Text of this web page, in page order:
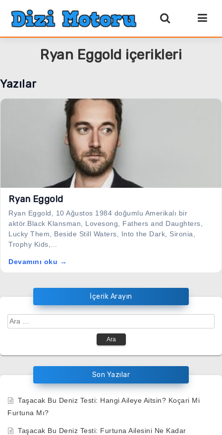
Ryan Eggold içerikleri
Yazılar
Ryan Eggold
Ryan Eggold, 10 Ağustos 1984 doğumlu Amerikalı bir
aktör.Black Klansman, Lovesong, Fathers and Daughters,
Lucky Them, Beside Still Waters, Into the Dark, Sironia,
Trophy Kids,...
Devamını oku →
İçerik Arayın
Arama:
Son Yazılar
Taşacak Bu Deniz Testi: Hangi Aileye Aitsin? Koçari Mi
Furtuna Mı?
Taşacak Bu Deniz Testi: Furtuna Ailesini Ne Kadar